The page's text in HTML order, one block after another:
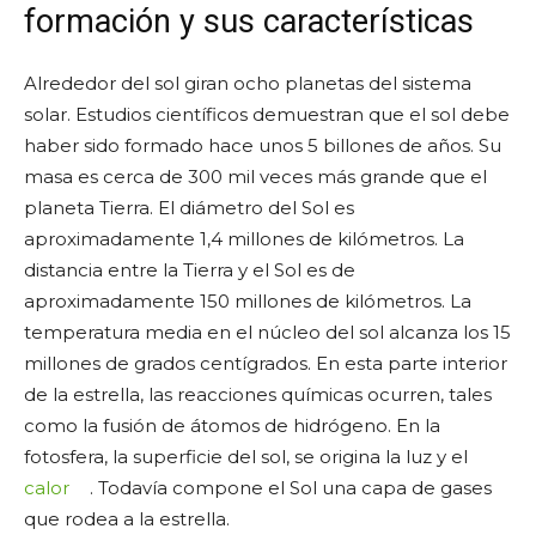
formación y sus características
Alrededor del sol giran ocho planetas del sistema
solar. Estudios científicos demuestran que el sol debe
haber sido formado hace unos 5 billones de años. Su
masa es cerca de 300 mil veces más grande que el
planeta Tierra. El diámetro del Sol es
aproximadamente 1,4 millones de kilómetros. La
distancia entre la Tierra y el Sol es de
aproximadamente 150 millones de kilómetros. La
temperatura media en el núcleo del sol alcanza los 15
millones de grados centígrados. En esta parte interior
de la estrella, las reacciones químicas ocurren, tales
como la fusión de átomos de hidrógeno. En la
fotosfera, la superficie del sol, se origina la luz y el
calor
. Todavía compone el Sol una capa de gases
que rodea a la estrella.